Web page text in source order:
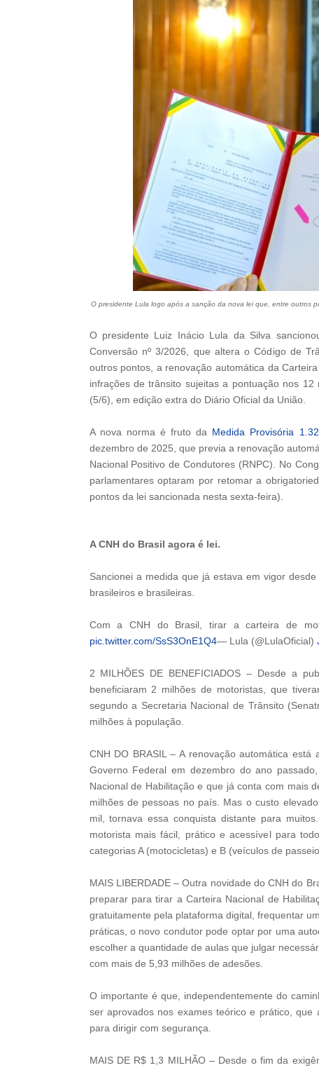
O presidente Lula logo após a sanção da nova lei que, entre outros
O presidente Luiz Inácio Lula da Silva
Conversão nº 3/2026, que altera o Código de
outros pontos, a renovação automática da
infrações de trânsito sujeitas a pontuação nos
(5/6), em edição extra do Diário Oficial da União.
A nova norma é fruto da Medida Provisória
dezembro de 2025, que previa a renovação
Nacional Positivo de Condutores (RNPC). No
parlamentares optaram por retomar a
pontos da lei sancionada nesta sexta-feira).
A CNH do Brasil agora é lei.
Sancionei a medida que já estava em vigor
brasileiros e brasileiras.
Com a CNH do Brasil, tirar a carteira de
pic.twitter.com/SsS3OnE1Q4— Lula (@LulaOficial)
2 MILHÕES DE BENEFICIADOS – Desde a
beneficiaram 2 milhões de motoristas, que
segundo a Secretaria Nacional de Trânsito
milhões à população.
CNH DO BRASIL – A renovação automática
Governo Federal em dezembro do ano
Nacional de Habilitação e que já conta com mais
milhões de pessoas no país. Mas o custo
mil, tornava essa conquista distante para
motorista mais fácil, prático e acessível para
categorias A (motocicletas) e B (veículos de
MAIS LIBERDADE – Outra novidade do CNH do
preparar para tirar a Carteira Nacional de
gratuitamente pela plataforma digital, frequentar
práticas, o novo condutor pode optar por uma
escolher a quantidade de aulas que julgar
com mais de 5,93 milhões de adesões.
O importante é que, independentemente do
ser aprovados nos exames teórico e prático,
para dirigir com segurança.
MAIS DE R$ 1,3 MILHÃO – Desde o fim da